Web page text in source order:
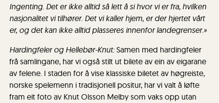
Ingenting. Det er ikke alltid så lett å si hvor vi er fra, hvilken
nasjonalitet vi tilhører. Det vi kaller hjem, er der hjertet vårt
er, og det kan ikke alltid plasseres innenfor landegrenser.»
Hardingfeler og Hellebør-Knut:Samen med hardingfeler
frå samlingane, har vi også stilt ut bilete av ein av eigarane
av felene. I staden for å vise klassiske biletet av høgreiste,
norske spelemenn i tradisjonell positur, har vi valt å løfte
fram eit foto av Knut Olsson Melby som vaks opp utan